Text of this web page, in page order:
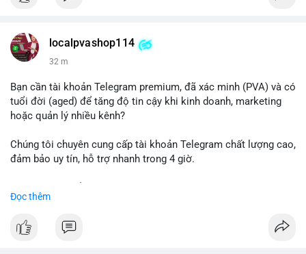
localpvashop114
32 m
Bạn cần tài khoản Telegram premium, đã xác minh (PVA) và có
tuổi đời (aged) để tăng độ tin cậy khi kinh doanh, marketing
hoặc quản lý nhiều kênh?
Chúng tôi chuyên cung cấp tài khoản Telegram chất lượng cao,
đảm bảo uy tín, hỗ trợ nhanh trong 4 giờ.
📞 WhatsApp: +1 660 215-8938
📧 Email: localpvashop@gmail.com
Đọc thêm